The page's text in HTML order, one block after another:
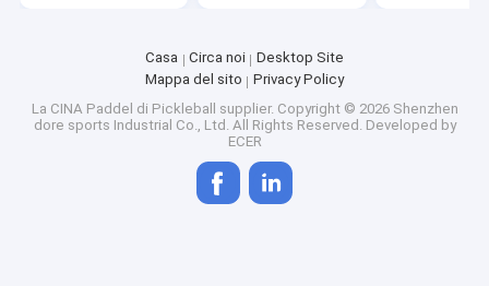
Casa Circa noi
Desktop Site
Mappa del sito
Privacy Policy
La CINA Paddel di Pickleball supplier. Copyright © 2026 Shenzhen
dore sports Industrial Co., Ltd. All Rights Reserved. Developed by
ECER